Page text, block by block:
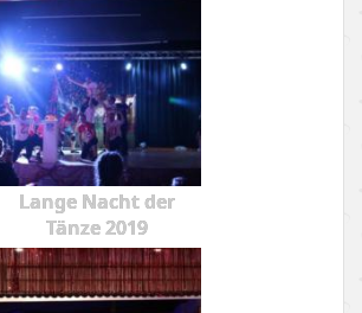
Lange Nacht der
Tänze 2019